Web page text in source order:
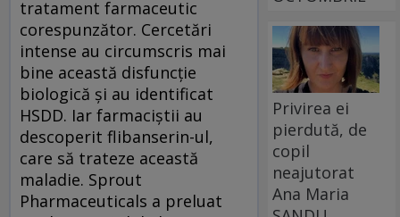
tratament farmaceutic
corespunzător. Cercetări
intense au circumscris mai
bine această disfuncție
biologică și au identificat
HSDD. Iar farmaciștii au
descoperit flibanserin-ul,
care să trateze această
maladie. Sprout
Pharmaceuticals a preluat
Privirea ei
pierdută, de
copil
neajutorat
Ana Maria